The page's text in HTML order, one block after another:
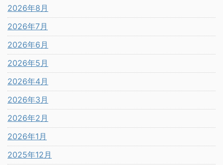
2026年8月
2026年7月
2026年6月
2026年5月
2026年4月
2026年3月
2026年2月
2026年1月
2025年12月